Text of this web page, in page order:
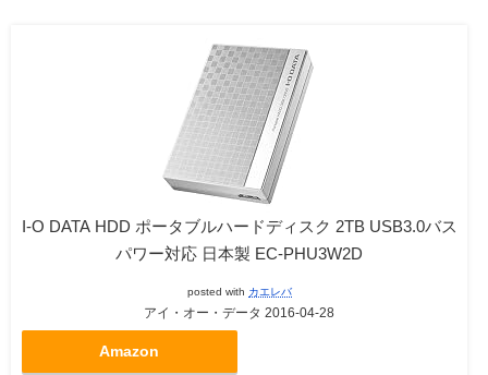
I-O DATA HDD ポータブルハードディスク 2TB USB3.0バス
パワー対応 日本製 EC-PHU3W2D
posted with カエレバ
アイ・オー・データ 2016-04-28
Amazon